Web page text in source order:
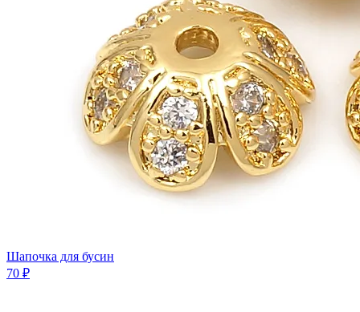
Шaпочка для бусин
70 ₽